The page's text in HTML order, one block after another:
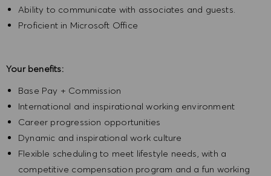
Ability to communicate with associates and guests.
Proficient in Microsoft Office
Your benefits:
Base Pay + Commission
International and inspirational working environment
Career progression opportunities
Dynamic and inspirational work culture
Flexible scheduling to meet lifestyle needs, with a
competitive compensation program and a fun working